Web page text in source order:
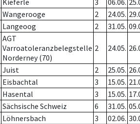
Kieferle 3 06.06.
Wangerooge 2 24.05.
Langeoog 2 31.05.
AGT
Varroatoleranzbelegstelle
Norderney (70)
2 24.05.
Juist 2 25.05.
Eisbachtal 3 15.05.
Hasental 3 15.05.
Sächsische Schweiz 6 31.05.
Löhnersbach 3 02.06.